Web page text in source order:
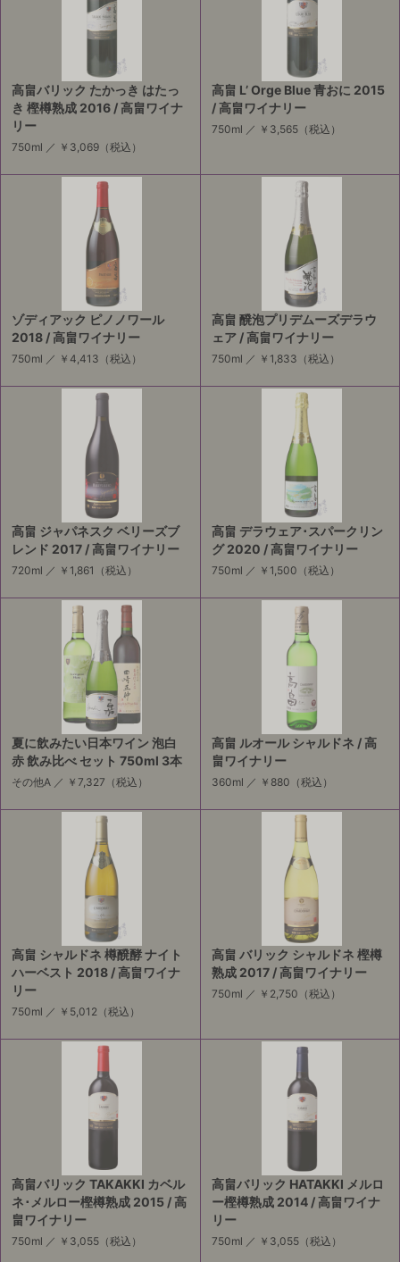
高畠バリック たかっき はたっ
き 樫樽熟成 2016 / 高畠ワイナ
リー
750ml ／ ￥3,069 （税込）
高畠 L’ Orge Blue 青おに 2015
/ 高畠ワイナリー
750ml ／ ￥3,565（税込）
ゾディアック ピノノワール
2018 / 高畠ワイナリー
750ml ／ ￥4,413 （税込）
高畠 醗泡プリデムーズデラウ
ェア / 高畠ワイナリー
750ml ／ ￥1,833 （税込）
高畠 ジャパネスク ベリーズブ
レンド 2017 / 高畠ワイナリー
720ml ／ ￥1,861 （税込）
高畠 デラウェア･スパークリン
グ 2020 / 高畠ワイナリー
750ml ／ ￥1,500 （税込）
夏に飲みたい日本ワイン 泡白
赤 飲み比べ セット 750ml 3本
その他A ／ ￥7,327 （税込）
高畠 ルオール シャルドネ / 高
畠ワイナリー
360ml ／ ￥880 （税込）
高畠 シャルドネ 樽醗酵 ナイト
ハーベスト 2018 / 高畠ワイナ
リー
750ml ／ ￥5,012 （税込）
高畠 バリック シャルドネ 樫樽
熟成 2017 / 高畠ワイナリー
750ml ／ ￥2,750 （税込）
高畠バリック TAKAKKI カベル
ネ･メルロー樫樽熟成 2015 / 高
畠ワイナリー
750ml ／ ￥3,055 （税込）
高畠バリック HATAKKI メルロ
ー樫樽熟成 2014 / 高畠ワイナ
リー
750ml ／ ￥3,055（税込）